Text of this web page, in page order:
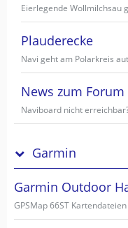
Eierlegende Wollmilchsau
Plauderecke
Navi geht am Polarkreis
News zum Forum
Naviboard nicht
Garmin
Garmin Outdoor
GPSMap 66ST